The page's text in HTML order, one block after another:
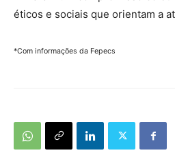
éticos e sociais que orientam a
*Com informações da Fepecs